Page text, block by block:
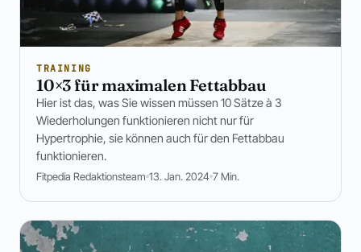
TRAINING
10×3 für maximalen Fettabbau
Hier ist das, was Sie wissen müssen 10 Sätze à 3
Wiederholungen funktionieren nicht nur für
Hypertrophie, sie können auch für den Fettabbau
funktionieren.
Fitpedia Redaktionsteam 13. Jan. 2024 7 Min.